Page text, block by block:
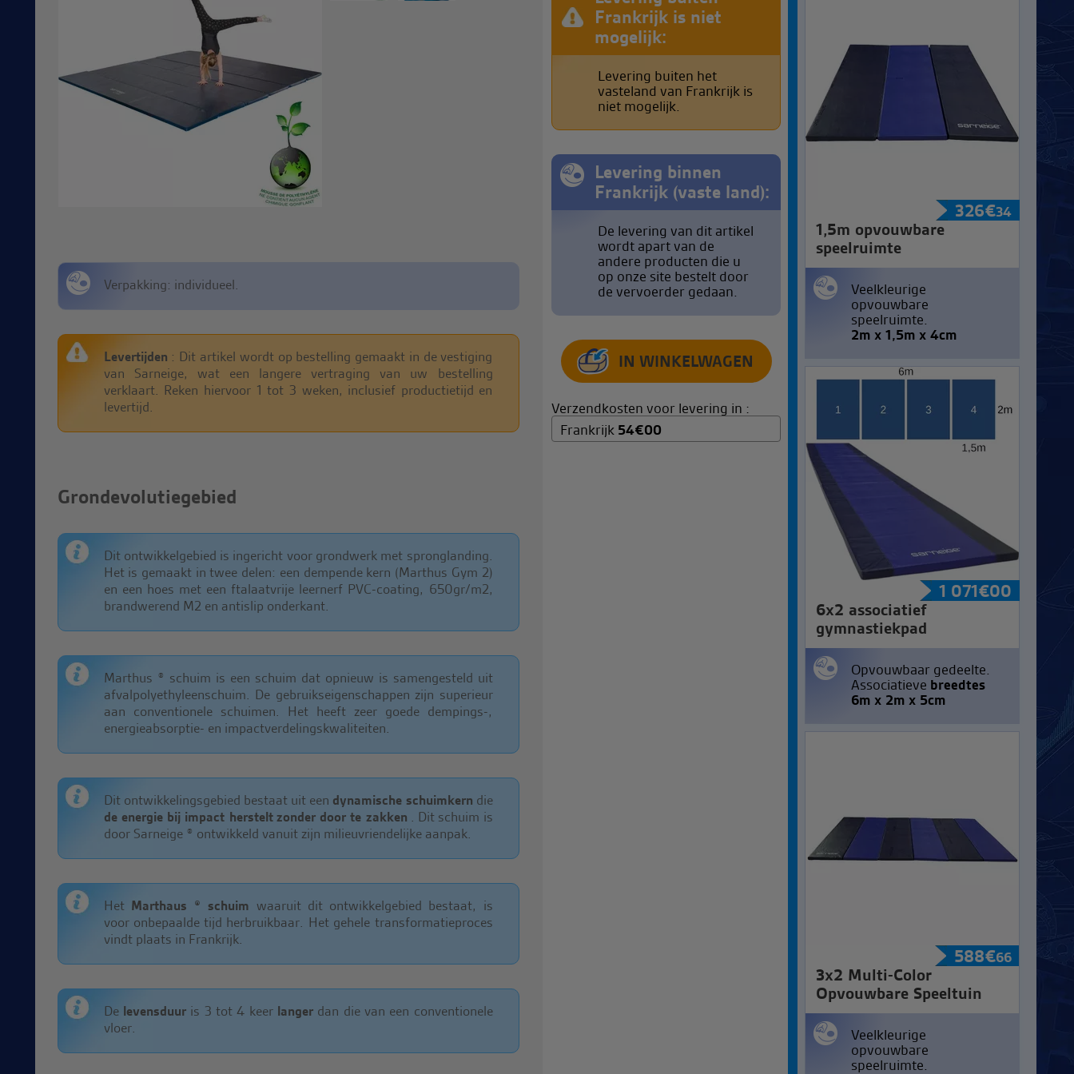
Frankrijk is niet
mogelijk:
Levering buiten het
vasteland van Frankrijk is
niet mogelijk.
Levering binnen
Frankrijk (vaste land):
De levering van dit artikel
wordt apart van de
andere producten die u
op onze site bestelt door
de vervoerder gedaan.
Verzendkosten voor levering in :
Frankrijk 54€00
Verpakking: individueel.
Levertijden : Dit artikel wordt op bestelling gemaakt in de vestiging
van Sarneige, wat een langere vertraging van uw bestelling
verklaart. Reken hiervoor 1 tot 3 weken, inclusief productietijd en
levertijd.
Grondevolutiegebied
Dit ontwikkelgebied is ingericht voor grondwerk met spronglanding.
Het is gemaakt in twee delen: een dempende kern (Marthus Gym 2)
en een hoes met een ftalaatvrije leernerf PVC-coating, 650gr/m2,
brandwerend M2 en antislip onderkant.
Marthus ® schuim is een schuim dat opnieuw is samengesteld uit
afvalpolyethyleenschuim. De gebruikseigenschappen zijn superieur
aan conventionele schuimen. Het heeft zeer goede dempings-,
energieabsorptie- en impactverdelingskwaliteiten.
Dit ontwikkelingsgebied bestaat uit een dynamische schuimkern die
de energie bij impact herstelt zonder door te zakken . Dit schuim is
door Sarneige ® ontwikkeld vanuit zijn milieuvriendelijke aanpak.
Het Marthaus ® schuim waaruit dit ontwikkelgebied bestaat, is
voor onbepaalde tijd herbruikbaar. Het gehele transformatieproces
vindt plaats in Frankrijk.
De levensduuris 3 tot 4 keer langerdan die van een conventionele
vloer.
326€34
1,5m opvouwbare
speelruimte
Veelkleurige
opvouwbare
speelruimte.
2m x 1,5m x 4cm
1 071€00
6x2 associatief
gymnastiekpad
Opvouwbaar gedeelte.
Associatieve breedtes
6m x 2m x 5cm
588€66
3x2 Multi-Color
Opvouwbare Speeltuin
Veelkleurige
opvouwbare
speelruimte.